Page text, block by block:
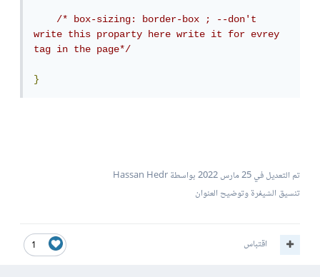
/* box-sizing: border-box ; --don't
write this proparty here write it for evrey
tag in the page*/
}
تم التعديل في25 مارس 2022
بواسطة Hassan Hedr
تنسيق الشيفرة وتوضيح العنوان
1 اقتباس